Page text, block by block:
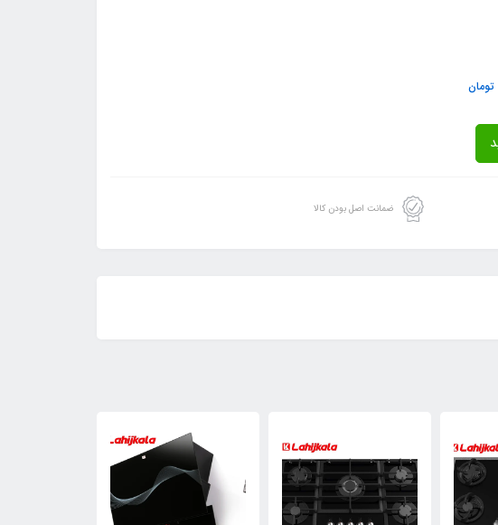
تومان
ضمانت اصل بودن کالا